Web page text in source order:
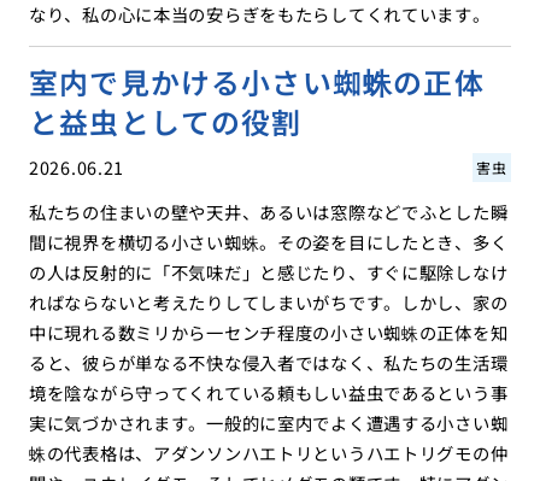
なり、私の心に本当の安らぎをもたらしてくれています。
室内で見かける小さい蜘蛛の正体
と益虫としての役割
2026.06.21 害虫
私たちの住まいの壁や天井、あるいは窓際などでふとした瞬
間に視界を横切る小さい蜘蛛。その姿を目にしたとき、多く
の人は反射的に「不気味だ」と感じたり、すぐに駆除しなけ
ればならないと考えたりしてしまいがちです。しかし、家の
中に現れる数ミリから一センチ程度の小さい蜘蛛の正体を知
ると、彼らが単なる不快な侵入者ではなく、私たちの生活環
境を陰ながら守ってくれている頼もしい益虫であるという事
実に気づかされます。一般的に室内でよく遭遇する小さい蜘
蛛の代表格は、アダンソンハエトリというハエトリグモの仲